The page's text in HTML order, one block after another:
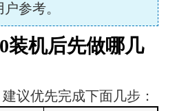
参考。
装机后先做哪几
议优先完成下面几步：